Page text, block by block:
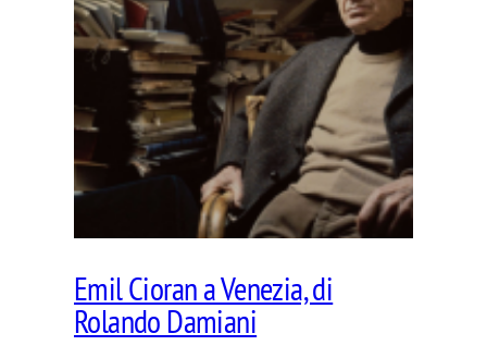
Emil Cioran a Venezia, di
Rolando Damiani